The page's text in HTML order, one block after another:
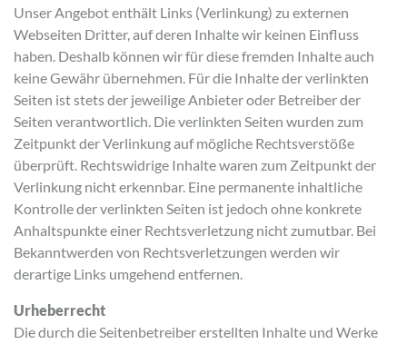
Unser Angebot enthält Links (Verlinkung) zu externen
Webseiten Dritter, auf deren Inhalte wir keinen Einfluss
haben. Deshalb können wir für diese fremden Inhalte auch
keine Gewähr übernehmen. Für die Inhalte der verlinkten
Seiten ist stets der jeweilige Anbieter oder Betreiber der
Seiten verantwortlich. Die verlinkten Seiten wurden zum
Zeitpunkt der Verlinkung auf mögliche Rechtsverstöße
überprüft. Rechtswidrige Inhalte waren zum Zeitpunkt der
Verlinkung nicht erkennbar. Eine permanente inhaltliche
Kontrolle der verlinkten Seiten ist jedoch ohne konkrete
Anhaltspunkte einer Rechtsverletzung nicht zumutbar. Bei
Bekanntwerden von Rechtsverletzungen werden wir
derartige Links umgehend entfernen.
Urheberrecht
Die durch die Seitenbetreiber erstellten Inhalte und Werke